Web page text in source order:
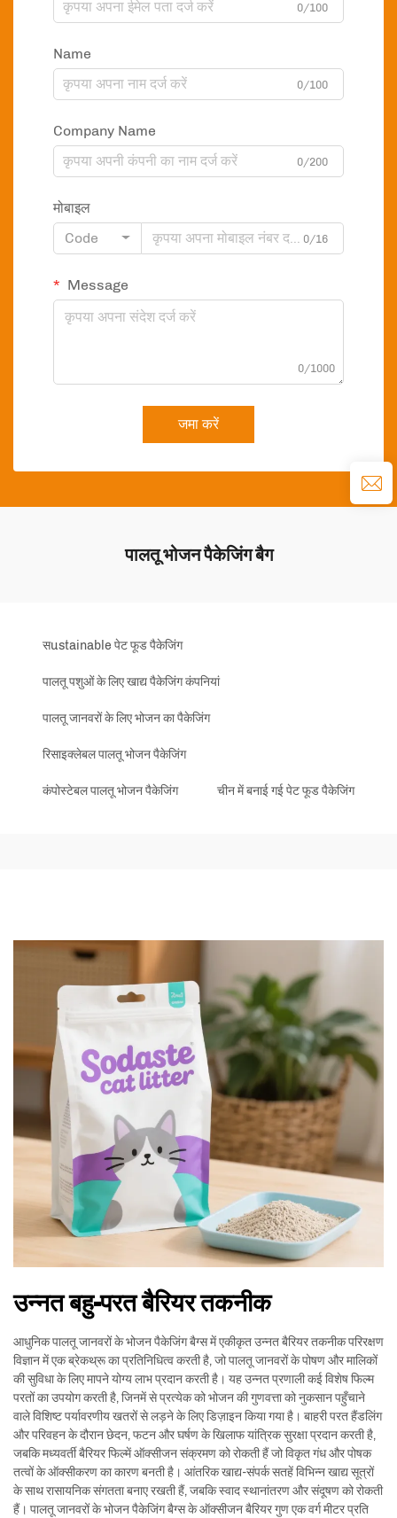
0/100
Name
0/100
Company Name
0/200
मोबाइल
Code
0/16
Message
0/1000
जमा करें
पालतू भोजन पैकेजिंग बैग
सustainable पेट फूड पैकेजिंग
पालतू पशुओं के लिए खाद्य पैकेजिंग कंपनियां
पालतू जानवरों के लिए भोजन का पैकेजिंग
रिसाइक्लेबल पालतू भोजन पैकेजिंग
कंपोस्टेबल पालतू भोजन पैकेजिंग चीन में बनाई गई पेट फूड पैकेजिंग
उन्नत बहु-परत बैरियर तकनीक
आधुनिक पालतू जानवरों के भोजन पैकेजिंग बैग्स में एकीकृत उन्नत बैरियर तकनीक परिरक्षण
विज्ञान में एक ब्रेकथ्रू का प्रतिनिधित्व करती है, जो पालतू जानवरों के पोषण और मालिकों
की सुविधा के लिए मापने योग्य लाभ प्रदान करती है। यह उन्नत प्रणाली कई विशेष फिल्म
परतों का उपयोग करती है, जिनमें से प्रत्येक को भोजन की गुणवत्ता को नुकसान पहुँचाने
वाले विशिष्ट पर्यावरणीय खतरों से लड़ने के लिए डिज़ाइन किया गया है। बाहरी परत हैंडलिंग
और परिवहन के दौरान छेदन, फटन और घर्षण के खिलाफ यांत्रिक सुरक्षा प्रदान करती है,
जबकि मध्यवर्ती बैरियर फिल्में ऑक्सीजन संक्रमण को रोकती हैं जो विकृत गंध और पोषक
तत्वों के ऑक्सीकरण का कारण बनती है। आंतरिक खाद्य-संपर्क सतहें विभिन्न खाद्य सूत्रों
के साथ रासायनिक संगतता बनाए रखती हैं, जबकि स्वाद स्थानांतरण और संदूषण को रोकती
हैं। पालतू जानवरों के भोजन पैकेजिंग बैग्स के ऑक्सीजन बैरियर गुण एक वर्ग मीटर प्रति